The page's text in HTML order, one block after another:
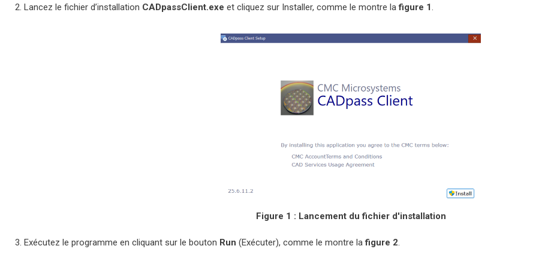
Lancez le fichier d’installation CADpassClient.exe et cliquez sur Installer, comme le montre lafigure 1.
Figure 1 : Lancement du fichier d'installation
Exécutez le programme en cliquant sur le bouton Run (Exécuter), comme le montre lafigure 2.